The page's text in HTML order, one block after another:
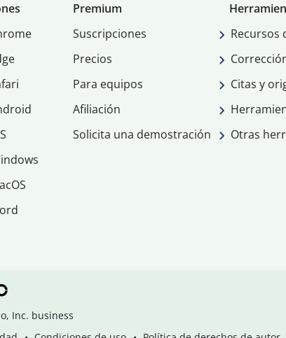
Premium
Suscripciones
Precios
Para equipos
Afiliación
Solicita una demostración
Recursos
Citas y
Otras
Inc. business